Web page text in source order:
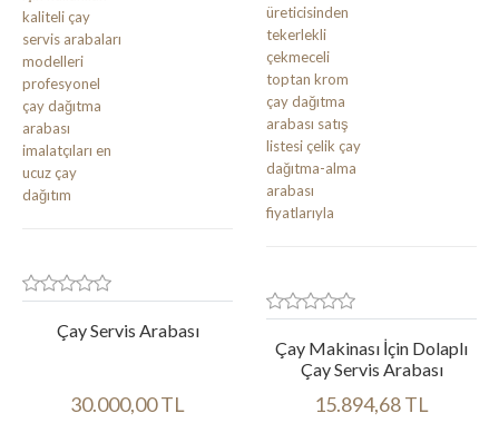
Çay Servis Arabası
30.000,00 TL
Çay Makinası İçin Dolaplı
Çay Servis Arabası
15.894,68 TL